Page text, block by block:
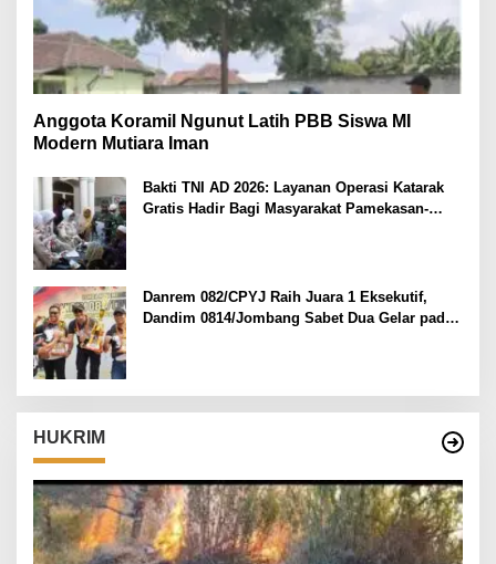
Anggota Koramil Ngunut Latih PBB Siswa MI
Modern Mutiara Iman
Bakti TNI AD 2026: Layanan Operasi Katarak
Gratis Hadir Bagi Masyarakat Pamekasan-
Danrem 082/CPYJ Raih Juara 1 Eksekutif,
Dandim 0814/Jombang Sabet Dua Gelar pada
HUKRIM